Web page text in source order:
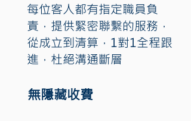
每位客人都有指定職員負
責，提供緊密聯繫的服務，
從成立到清算，1對1全程跟
進，杜絕溝通斷層
無隱藏收費